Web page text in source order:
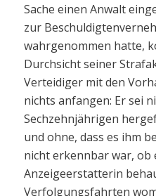
Sache einen Anwalt
zur
wahrgenommen hatte,
Durchsicht seiner
Verteidiger mit den
nichts anfangen: Er sei
Sechzehnjährigen
und ohne, dass es ihm
nicht erkennbar war, ob
Anzeigeerstatterin
Verfolgungsfahrten